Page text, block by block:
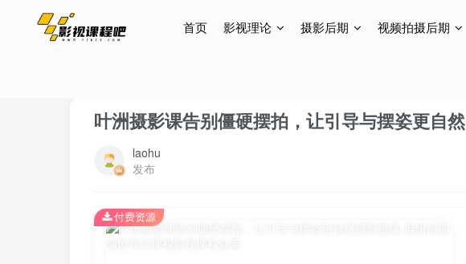
首页 影视理论 摄影后期 视频拍摄后期
叶洲摄影课告别僵硬摆拍，让引导与摆姿更自然
laohu
发布
付费资源